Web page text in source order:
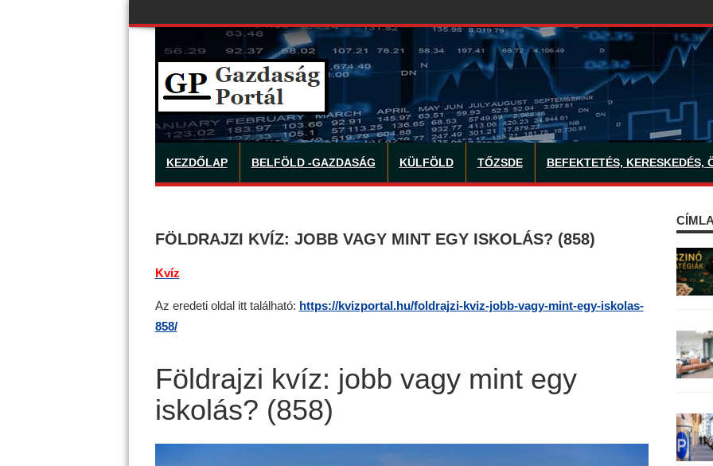
KEZDŐLAP BELFÖLD -GAZDASÁG KÜLFÖLD TŐZSDE BEFEKTETÉS, KERESKEDÉS,
FÖLDRAJZI KVÍZ: JOBB VAGY MINT EGY ISKOLÁS? (858)
Kvíz
Az eredeti oldal itt található: https://kvizportal.hu/foldrajzi-kviz-jobb-vagy-mint-egy-iskolas-
858/
Földrajzi kvíz: jobb vagy mint egy
iskolás? (858)